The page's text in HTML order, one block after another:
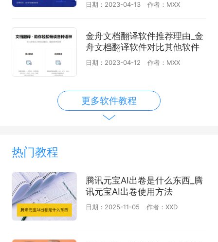
日期：2023-04-13 作者：MXX
金舟文档翻译软件推荐理由_金
舟文档翻译软件对比其他软件
日期：2023-04-12 作者：MXX
更多软件教程
热门教程
腾讯元宝AI出卷是什么东西_腾
讯元宝AI出卷使用方法
日期：2025-11-05 作者：XXD